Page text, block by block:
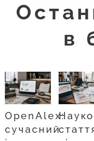
в
OpenAlex:
сучасний